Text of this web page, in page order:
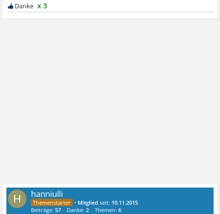
x 3
H hanniulli
• Mitglied seit: 10.11.2015
Beiträge:57 Danke:2 Themen:6